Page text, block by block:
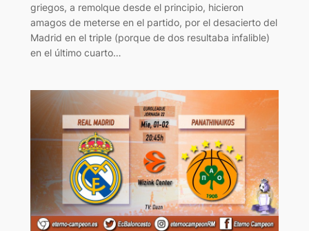
griegos, a remolque desde el principio, hicieron
amagos de meterse en el partido, por el desacierto del
Madrid en el triple (porque de dos resultaba infalible)
en el último cuarto…